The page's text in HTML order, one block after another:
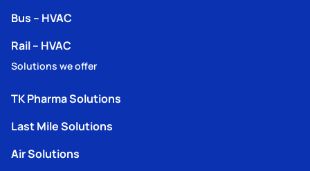
Bus – HVAC
Rail – HVAC
Solutions we offer
TK Pharma Solutions
Last Mile Solutions
Air Solutions